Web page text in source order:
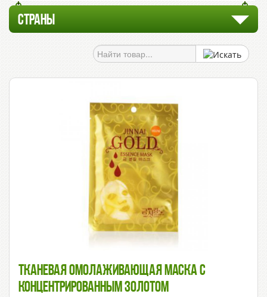
СТРАНЫ
Тканевая Омолаживающая Маска С
Концентрированным Золотом